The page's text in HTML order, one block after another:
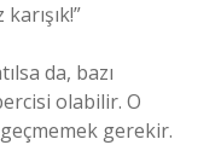
da, bazı
olabilir. O
gerekir.